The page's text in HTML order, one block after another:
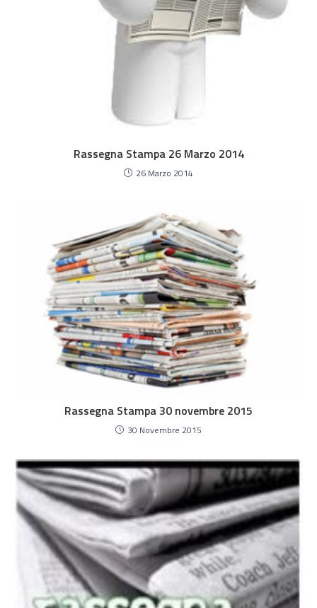
Rassegna Stampa 26 Marzo 2014
26 Marzo 2014
Rassegna Stampa 30 novembre 2015
30 Novembre 2015